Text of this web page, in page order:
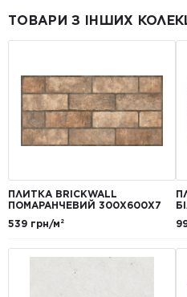
ТОВАРИ З ІНШИХ
ПЛИТКА BRICKWALL
ПОМАРАНЧЕВИЙ 300Х600Х7
539 грн/м²